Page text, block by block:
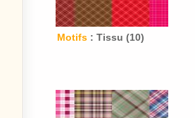
Motifs : Tissu (10)